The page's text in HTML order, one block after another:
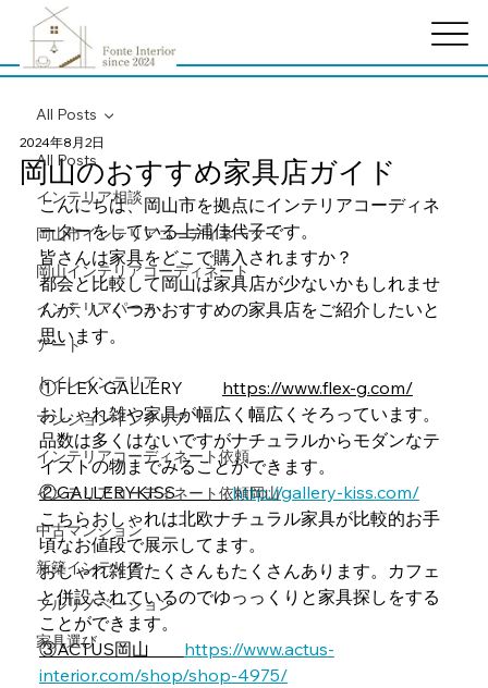
All Posts
インテリア相談
岡山市インテリアコーディネーター
岡山インテリアコーディネート
インテリアパース
アート
トイレインテリア
マンションインテリア
インテリアコーディネート依頼
インテリアコーディネート依頼岡山
中古マンション
新築インテリア
フルリノベーション
家具選び
All Posts
岡山のおすすめ家具店ガイド
2024年8月2日
こんにちは、岡山市を拠点にインテリアコーディネ
ーターをしている上浦佳代子です。
皆さんは家具をどこで購入されますか？
都会と比較して岡山は家具店が少ないかもしれませ
んが、いくつかおすすめの家具店をご紹介したいと
思います。
①FLEX GALLERY https://www.flex-g.com/
おしゃれ雑や家具が幅広く幅広くそろっています。
品数は多くはないですがナチュラルからモダンなテ
イストの物までみることができます。
②GALLERYKISS http://gallery-kiss.com/
こちらおしゃれは北欧ナチュラル家具が比較的お手
頃なお値段で展示してます。
おしゃれ雑貨たくさんもたくさんあります。カフェ
と併設されているのでゆっっくりと家具探しをする
ことができます。
③ACTUS岡山 https://www.actus-
interior.com/shop/shop-4975/